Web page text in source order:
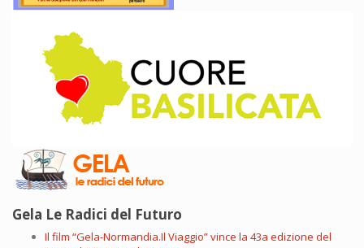
Gela Le Radici del Futuro
Il film “Gela-Normandia.Il Viaggio” vince la 43a edizione del